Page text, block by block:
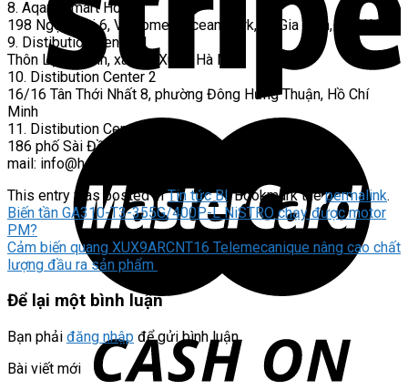
8. Aqara Smart Home
198 Ngọc Trai 6, Vinhomes Ocean Park, xã Gia Lâm, Hà Nội
9. Distibution Center 1
Thôn Lập Thành, xã Yên Xuân, Hà Nội
10. Distibution Center 2
16/16 Tân Thới Nhất 8, phường Đông Hưng Thuận, Hồ Chí
Minh
11. Distibution Center 3
186 phố Sài Đồng, Phường Phúc Lợi, Hà Nội
mail: info@hoplong.com
This entry was posted inTin tức Bl . Bookmark thepermalink.
Biến tần GA310-T3-355G/400P-L NiSTRO chạy được motor
PM?
Cảm biến quang XUX9ARCNT16 Telemecanique nâng cao chất
lượng đầu ra sản phẩm
Để lại một bình luận
Bạn phải đăng nhập để gửi bình luận.
Bài viết mới